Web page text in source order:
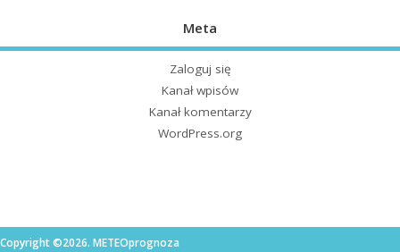
Meta
Zaloguj się
Kanał wpisów
Kanał komentarzy
WordPress.org
Copyright ©2026. METEOprognoza